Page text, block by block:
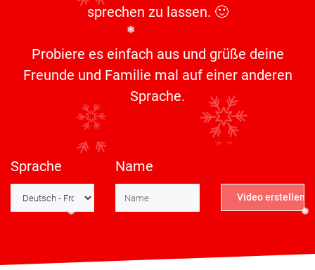
sprechen zu lassen. 🙂
Probiere es einfach aus und grüße deine
Freunde und Familie mal auf einer anderen
Sprache.
Sprache Name
Video erstellen
❄